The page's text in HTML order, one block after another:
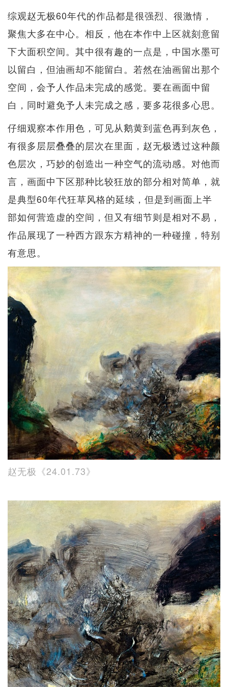
综观赵无极60年代的作品都是很强烈、很激情，
聚焦大多在中心。相反，他在本作中上区就刻意留
下大面积空间。其中很有趣的一点是，中国水墨可
以留白，但油画却不能留白。若然在油画留出那个
空间，会予人作品未完成的感觉。要在画面中留
白，同时避免予人未完成之感，要多花很多心思。
仔细观察本作用色，可见从鹅黄到蓝色再到灰色，
有很多层层叠叠的层次在里面，赵无极透过这种颜
色层次，巧妙的创造出一种空气的流动感。对他而
言，画面中下区那种比较狂放的部分相对简单，就
是典型60年代狂草风格的延续，但是到画面上半
部如何营造虚的空间，但又有细节则是相对不易，
作品展现了一种西方跟东方精神的一种碰撞，特别
有意思。
赵无极《24.01.73》